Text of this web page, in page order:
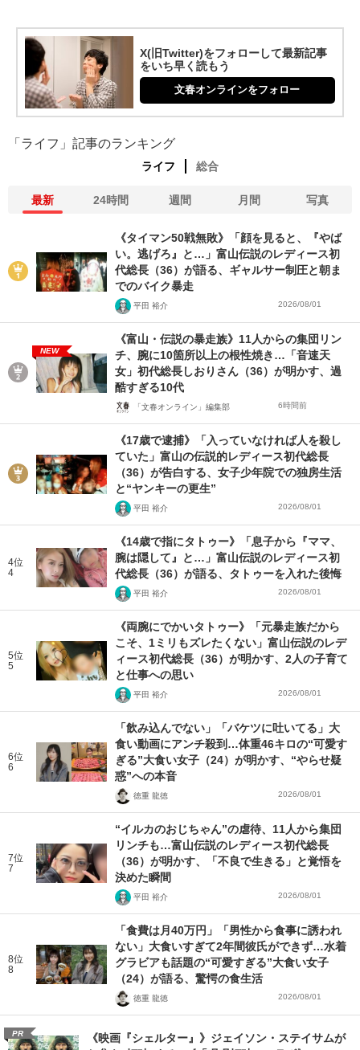
X(旧Twitter)をフォローして最新記事
をいち早く読もう
文春オンラインをフォロー
「ライフ」記事のランキング
ライフ 総合
最新 24時間 週間 月間 写真
《タイマン50戦無敗》「顔を見ると、『やば
い。逃げろ』と…」富山伝説のレディース初
代総長（36）が語る、ギャルサー制圧と朝ま
でのバイク暴走
平田 裕介 2026/08/01
NEW
《富山・伝説の暴走族》11人からの集団リン
チ、腕に10箇所以上の根性焼き…「音速天
女」初代総長しおりさん（36）が明かす、過
酷すぎる10代
「文春オンライン」編集部 6時間前
《17歳で逮捕》「入っていなければ人を殺し
ていた」富山の伝説的レディース初代総長
（36）が告白する、女子少年院での独房生活
と“ヤンキーの更生”
平田 裕介 2026/08/01
4位
4
《14歳で指にタトゥー》「息子から『ママ、
腕は隠して』と…」富山伝説のレディース初
代総長（36）が語る、タトゥーを入れた後悔
平田 裕介 2026/08/01
5位
5
《両腕にでかいタトゥー》「元暴走族だから
こそ、1ミリもズレたくない」富山伝説のレデ
ィース初代総長（36）が明かす、2人の子育て
と仕事への思い
平田 裕介 2026/08/01
6位
6
「飲み込んでない」「バケツに吐いてる」大
食い動画にアンチ殺到…体重46キロの“可愛す
ぎる”大食い女子（24）が明かす、“やらせ疑
惑”への本音
徳重 龍徳 2026/08/01
7位
7
“イルカのおじちゃん”の虐待、11人から集団
リンチも…富山伝説のレディース初代総長
（36）が明かす、「不良で生きる」と覚悟を
決めた瞬間
平田 裕介 2026/08/01
8位
8
「食費は月40万円」「男性から食事に誘われ
ない」大食いすぎて2年間彼氏ができず…水着
グラビアも話題の“可愛すぎる”大食い女子
（24）が語る、驚愕の食生活
徳重 龍徳 2026/08/01
PR
《映画『シェルター』》ジェイソン・ステイサムが